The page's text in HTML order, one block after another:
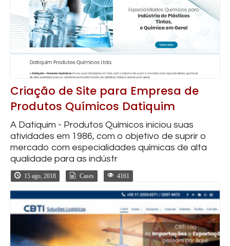
Criação de Site para Empresa de
Produtos Químicos Datiquim
A Datiquim - Produtos Químicos iniciou suas
atividades em 1986, com o objetivo de suprir o
mercado com especialidades químicas de alta
qualidade para as indústr
15 ago, 2018 Cases 4161